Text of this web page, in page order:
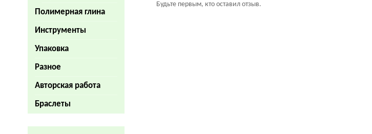
Полимерная глина
Инструменты
Упаковка
Разное
Авторская работа
Браслеты
Будьте первым, кто оставил отзыв.